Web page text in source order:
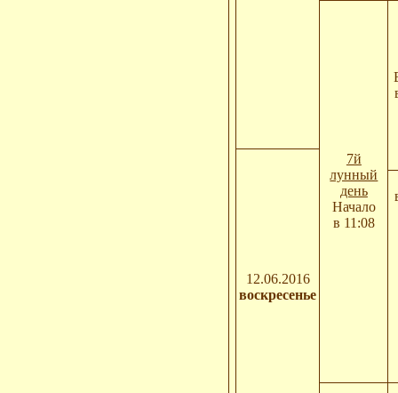
7й
лунный
день
Начало
в 11:08
12.06.2016
воскресенье